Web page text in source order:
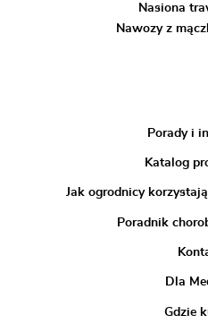
Nasiona
Nawozy z
Porady i
Katalog
Jak ogrodnicy
Poradnik
Dla
Gdzie